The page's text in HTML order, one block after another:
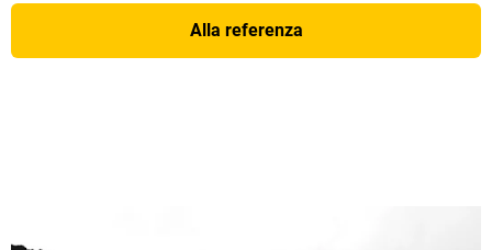
Alla referenza